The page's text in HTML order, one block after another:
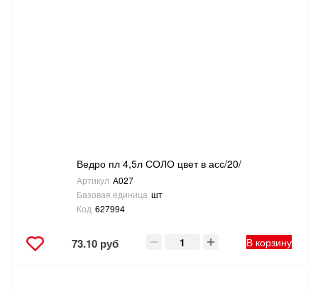
Ведро пл 4,5л СОЛО цвет в асс/20/
Артикул А027
Базовая единица шт
Код 627994
73.10 руб В корзину